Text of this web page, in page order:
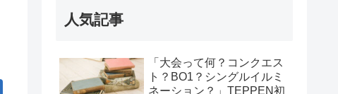
人気記事
「大会って何？コンクエス
ト？BO1？シングルイルミ
ネーション？」TEPPEN初